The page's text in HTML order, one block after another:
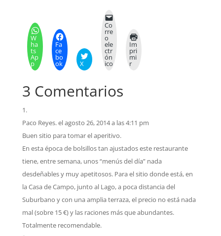
W
ha
ts
Ap
p
Fa
ce
bo
ok X
Co
rre
o
ele
ctr
ón
ico
Im
pri
mi
r
3 Comentarios
Paco Reyes.el agosto 26, 2014 a las 4:11 pm
Buen sitio para tomar el aperitivo.
En esta época de bolsillos tan ajustados este restaurante
tiene, entre semana, unos “menús del día” nada
desdeñables y muy apetitosos. Para el sitio donde está, en
la Casa de Campo, junto al Lago, a poca distancia del
Suburbano y con una amplia terraza, el precio no está nada
mal (sobre 15 €) y las raciones más que abundantes.
Totalmente recomendable.